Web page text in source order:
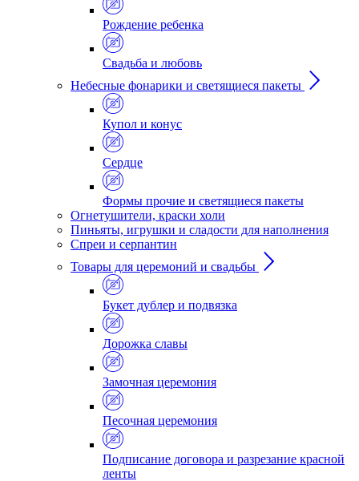
Рождение ребенка
Свадьба и любовь
Небесные фонарики и светящиеся пакеты
Купол и конус
Сердце
Формы прочие и светящиеся пакеты
Огнетушители, краски холи
Пиньяты, игрушки и сладости для наполнения
Спреи и серпантин
Товары для церемоний и свадьбы
Букет дублер и подвязка
Дорожка славы
Замочная церемония
Песочная церемония
Подписание договора и разрезание красной
ленты